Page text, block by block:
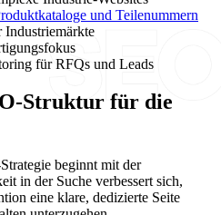
und Teilenummern
Industriemärkte
für RFQs und Leads
Struktur für die
beginnt mit der
in der Suche verbessert sich,
eine klare, dedizierte Seite